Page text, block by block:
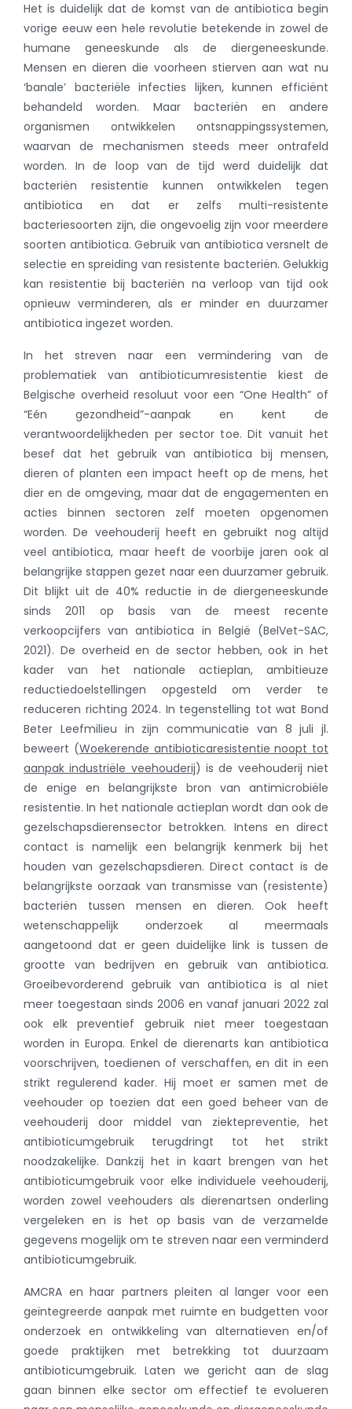
Het is duidelijk dat de komst van de antibiotica begin
vorige eeuw een hele revolutie betekende in zowel de
humane geneeskunde als de diergeneeskunde.
Mensen en dieren die voorheen stierven aan wat nu
‘banale’ bacteriële infecties lijken, kunnen efficiënt
behandeld worden. Maar bacteriën en andere
organismen ontwikkelen ontsnappingssystemen,
waarvan de mechanismen steeds meer ontrafeld
worden. In de loop van de tijd werd duidelijk dat
bacteriën resistentie kunnen ontwikkelen tegen
antibiotica en dat er zelfs multi-resistente
bacteriesoorten zijn, die ongevoelig zijn voor meerdere
soorten antibiotica. Gebruik van antibiotica versnelt de
selectie en spreiding van resistente bacteriën. Gelukkig
kan resistentie bij bacteriën na verloop van tijd ook
opnieuw verminderen, als er minder en duurzamer
antibiotica ingezet worden.
In het streven naar een vermindering van de
problematiek van antibioticumresistentie kiest de
Belgische overheid resoluut voor een “One Health” of
“Eén gezondheid”-aanpak en kent de
verantwoordelijkheden per sector toe. Dit vanuit het
besef dat het gebruik van antibiotica bij mensen,
dieren of planten een impact heeft op de mens, het
dier en de omgeving, maar dat de engagementen en
acties binnen sectoren zelf moeten opgenomen
worden. De veehouderij heeft en gebruikt nog altijd
veel antibiotica, maar heeft de voorbije jaren ook al
belangrijke stappen gezet naar een duurzamer gebruik.
Dit blijkt uit de 40% reductie in de diergeneeskunde
sinds 2011 op basis van de meest recente
verkoopcijfers van antibiotica in België (BelVet-SAC,
2021). De overheid en de sector hebben, ook in het
kader van het nationale actieplan, ambitieuze
reductiedoelstellingen opgesteld om verder te
reduceren richting 2024. In tegenstelling tot wat Bond
Beter Leefmilieu in zijn communicatie van 8 juli jl.
beweert (Woekerende antibioticaresistentie noopt tot
aanpak industriële veehouderij) is de veehouderij niet
de enige en belangrijkste bron van antimicrobiële
resistentie. In het nationale actieplan wordt dan ook de
gezelschapsdierensector betrokken. Intens en direct
contact is namelijk een belangrijk kenmerk bij het
houden van gezelschapsdieren. Direct contact is de
belangrijkste oorzaak van transmisse van (resistente)
bacteriën tussen mensen en dieren. Ook heeft
wetenschappelijk onderzoek al meermaals
aangetoond dat er geen duidelijke link is tussen de
grootte van bedrijven en gebruik van antibiotica.
Groeibevorderend gebruik van antibiotica is al niet
meer toegestaan sinds 2006 en vanaf januari 2022 zal
ook elk preventief gebruik niet meer toegestaan
worden in Europa. Enkel de dierenarts kan antibiotica
voorschrijven, toedienen of verschaffen, en dit in een
strikt regulerend kader. Hij moet er samen met de
veehouder op toezien dat een goed beheer van de
veehouderij door middel van ziektepreventie, het
antibioticumgebruik terugdringt tot het strikt
noodzakelijke. Dankzij het in kaart brengen van het
antibioticumgebruik voor elke individuele veehouderij,
worden zowel veehouders als dierenartsen onderling
vergeleken en is het op basis van de verzamelde
gegevens mogelijk om te streven naar een verminderd
antibioticumgebruik.
AMCRA en haar partners pleiten al langer voor een
geïntegreerde aanpak met ruimte en budgetten voor
onderzoek en ontwikkeling van alternatieven en/of
goede praktijken met betrekking tot duurzaam
antibioticumgebruik. Laten we gericht aan de slag
gaan binnen elke sector om effectief te evolueren